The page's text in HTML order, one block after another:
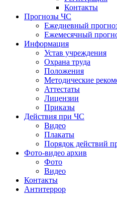
Контакты
Прогнозы ЧС
Ежедневный
Ежемесячный
Информация
Устав учреждения
Охрана труда
Положения
Методические
Аттестаты
Лицензии
Приказы
Действия при ЧС
Видео
Плакаты
Порядок действий
Фото-видео архив
Фото
Видео
Контакты
Антитеррор